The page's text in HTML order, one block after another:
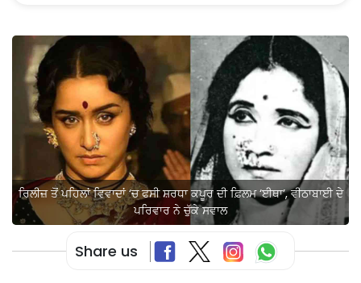
ਰਿਲੀਜ਼ ਤੋਂ ਪਹਿਲਾਂ ਵਿਵਾਦਾਂ ‘ਚ ਫਸੀ ਸ਼ਰਧਾ ਕਪੂਰ ਦੀ ਫ਼ਿਲਮ ‘ਈਥਾ’, ਵੀਠਾਬਾਈ ਦੇ
ਪਰਿਵਾਰ ਨੇ ਚੁੱਕੇ ਸਵਾਲ
Share us